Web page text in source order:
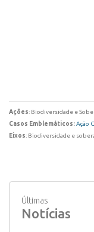
Ações: Biodiversidade e
Casos Emblemáticos:Ação
Eixos: Biodiversidade e
Últimas
Notícias